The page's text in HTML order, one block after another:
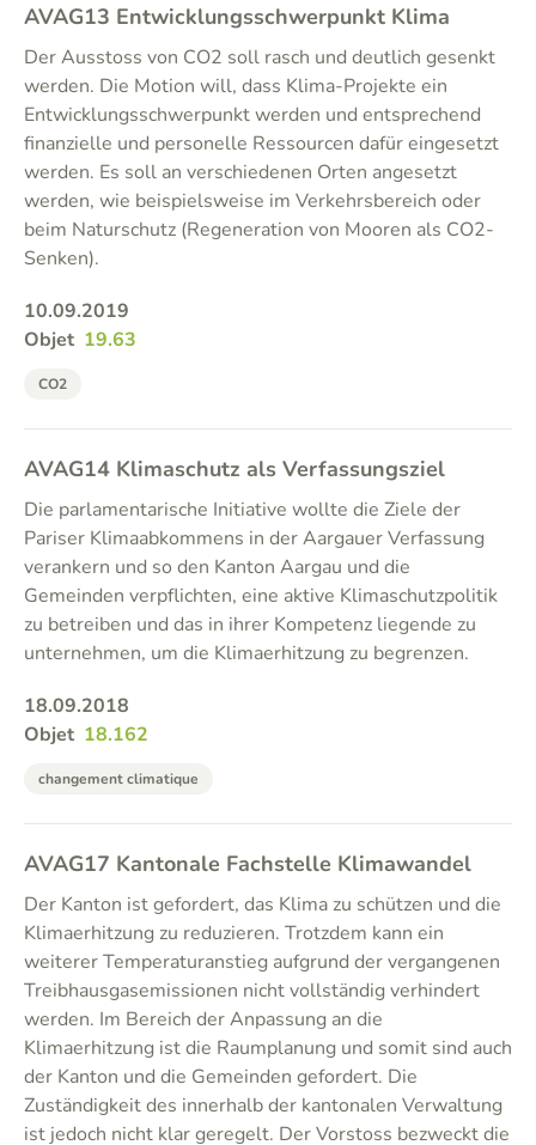
AVAG13 Entwicklungsschwerpunkt Klima
Der Ausstoss von CO2 soll rasch und deutlich gesenkt
werden. Die Motion will, dass Klima-Projekte ein
Entwicklungsschwerpunkt werden und entsprechend
finanzielle und personelle Ressourcen dafür eingesetzt
werden. Es soll an verschiedenen Orten angesetzt
werden, wie beispielsweise im Verkehrsbereich oder
beim Naturschutz (Regeneration von Mooren als CO2-
Senken).
10.09.2019
Objet 19.63
CO2
AVAG14 Klimaschutz als Verfassungsziel
Die parlamentarische Initiative wollte die Ziele der
Pariser Klimaabkommens in der Aargauer Verfassung
verankern und so den Kanton Aargau und die
Gemeinden verpflichten, eine aktive Klimaschutzpolitik
zu betreiben und das in ihrer Kompetenz liegende zu
unternehmen, um die Klimaerhitzung zu begrenzen.
18.09.2018
Objet 18.162
changement climatique
AVAG17 Kantonale Fachstelle Klimawandel
Der Kanton ist gefordert, das Klima zu schützen und die
Klimaerhitzung zu reduzieren. Trotzdem kann ein
weiterer Temperaturanstieg aufgrund der vergangenen
Treibhausgasemissionen nicht vollständig verhindert
werden. Im Bereich der Anpassung an die
Klimaerhitzung ist die Raumplanung und somit sind auch
der Kanton und die Gemeinden gefordert. Die
Zuständigkeit des innerhalb der kantonalen Verwaltung
ist jedoch nicht klar geregelt. Der Vorstoss bezweckt die